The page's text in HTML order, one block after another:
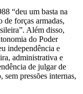
“deu um basta na
de forças armadas,
Além disso,
do Poder
independência e
administrativa e
de julgar de
pressões internas,